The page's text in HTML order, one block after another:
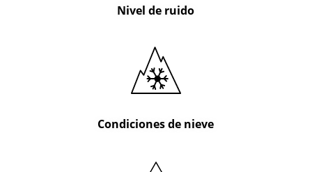
Nivel de ruido
Condiciones de nieve